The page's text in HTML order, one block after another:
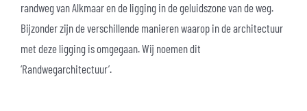
randweg van Alkmaar en de ligging in de geluidszone van de weg.
Bijzonder zijn de verschillende manieren waarop in de architectuur
met deze ligging is omgegaan. Wij noemen dit
‘Randwegarchitectuur’.